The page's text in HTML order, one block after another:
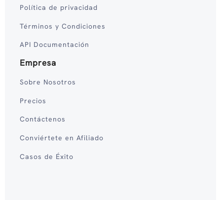
Política de privacidad
Términos y Condiciones
API Documentación
Empresa
Sobre Nosotros
Precios
Contáctenos
Conviértete en Afiliado
Casos de Éxito